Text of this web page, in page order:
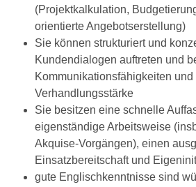
(Projektkalkulation,
orientierte Angebotserstellung)
Sie können strukturiert und
Kundendialogen auftreten und
Kommunikationsfähigkeiten und
Verhandlungsstärke
Sie besitzen eine schnelle
eigenständige Arbeitsweise
Akquise-Vorgängen), einen
Einsatzbereitschaft und
gute Englischkenntnisse sind